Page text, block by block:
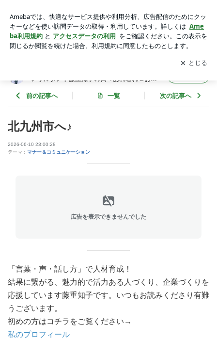
サルタント藤重知子の日々あれこれ＆お役立ちブログ
アプリをダウンロードして ブログの更新通知
を受け取りまし
ょう。
開く
ンサルタント藤重知子の日々あれこれ＆お役
前の記事へ 一覧 次の記事へ
北九州市へ♪
2026-06-10 23:00:28
テーマ： マナー＆コミュニケーション
広告を表示できませんでした
「言葉・声・話し方」で人材育成！
結果に繋がる、魅力的で活力ある人づくり、企業づくりを
応援しています藤重知子です。いつもお読みくださり有難
うございます。
初めの方はコチラをご覧ください→
私のプロフィール